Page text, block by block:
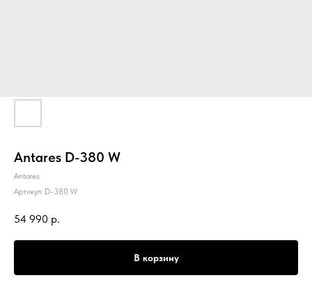
Antares D-380 W
Antares
Артикул: D-380 W
54 990 р.
В корзину